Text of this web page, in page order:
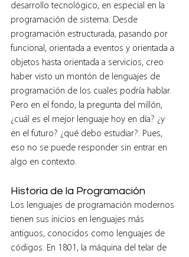
desarrollo tecnológico, en especial en la
programación de sistema. Desde
programación estructurada, pasando por
funcional, orientada a eventos y orientada a
objetos hasta orientada a servicios, creo
haber visto un montón de lenguajes de
programación de los cuales podría hablar.
Pero en el fondo, la pregunta del millón,
¿cuál es el mejor lenguaje hoy en día? ¿y
en el futuro? ¿qué debo estudiar?. Pues,
eso no se puede responder sin entrar en
algo en contexto.
Historia de la Programación
Los lenguajes de programación modernos
tienen sus inicios en lenguajes más
antiguos, conocidos como lenguajes de
códigos. En 1801, la máquina del telar de